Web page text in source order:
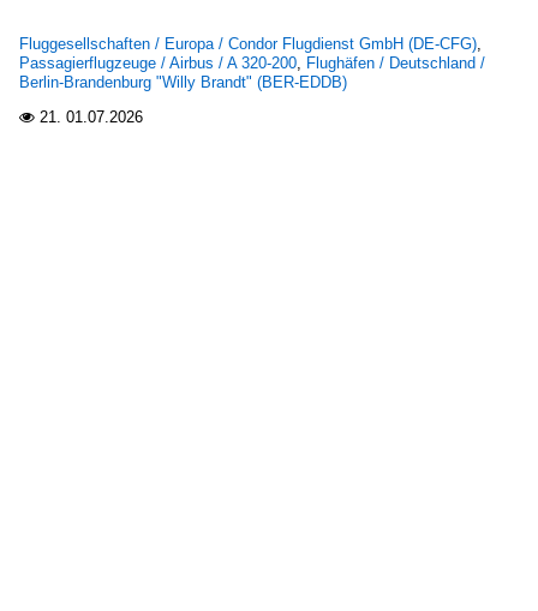
Fluggesellschaften / Europa / Condor Flugdienst GmbH (DE-CFG),
Passagierflugzeuge / Airbus / A 320-200, Flughäfen / Deutschland /
Berlin-Brandenburg "Willy Brandt" (BER-EDDB)
 21. 01.07.2026